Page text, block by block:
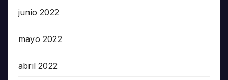
junio 2022
mayo 2022
abril 2022